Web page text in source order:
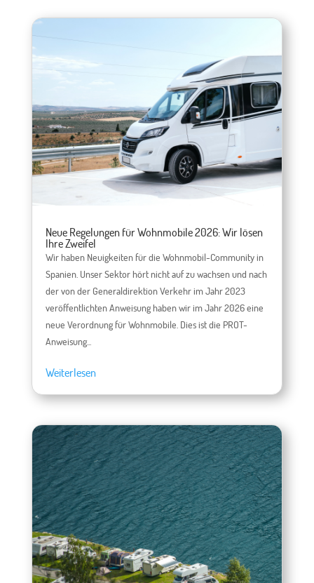
Neue Regelungen für Wohnmobile 2026: Wir lösen
Ihre Zweifel
Wir haben Neuigkeiten für die Wohnmobil-Community in
Spanien. Unser Sektor hört nicht auf zu wachsen und nach
der von der Generaldirektion Verkehr im Jahr 2023
veröffentlichten Anweisung haben wir im Jahr 2026 eine
neue Verordnung für Wohnmobile. Dies ist die PROT-
Anweisung...
Weiterlesen